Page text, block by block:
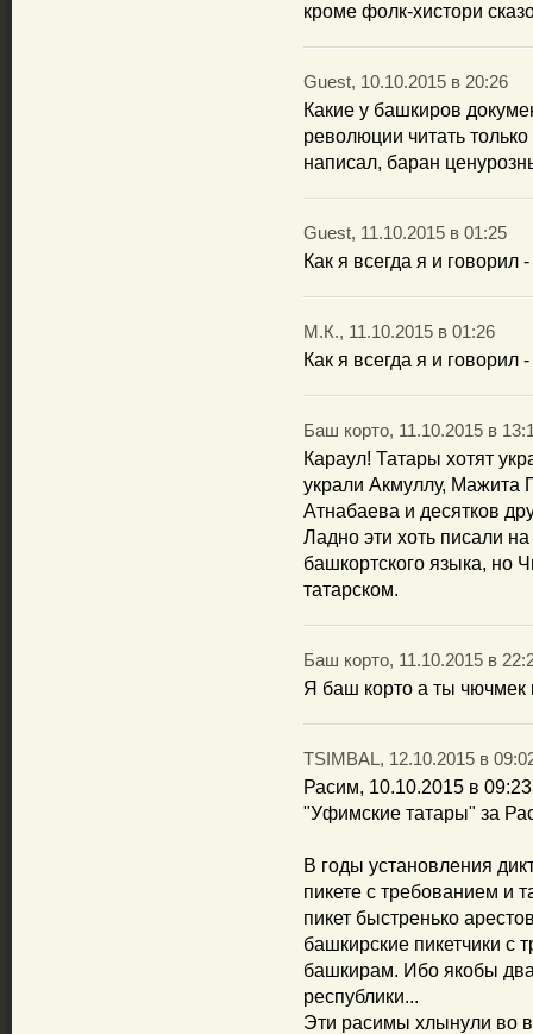
кроме фолк-хистори
Guest, 10.10.2015 в 20:26
Какие у башкиров
революции читать
написал, баран
Guest, 11.10.2015 в 01:25
Как я всегда я и говорил
М.К., 11.10.2015 в 01:26
Как я всегда я и говорил
Баш корто, 11.10.2015 в
Караул! Татары хотят
украли Акмуллу, Мажита
Атнабаева и десятков
Ладно эти хоть писали
башкортского языка, но
татарском.
Баш корто, 11.10.2015 в
Я баш корто а ты чючмек
TSIMBAL, 12.10.2015 в
Расим, 10.10.2015 в 09:23
"Уфимские татары" за
В годы установления
пикете с требованием и
пикет быстренько
башкирские пикетчики с
башкирам. Ибо якобы
республики...
Эти расимы хлынули во